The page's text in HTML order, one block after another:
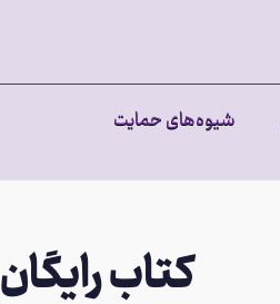
شیوه‌های حمایت
کتاب رایگان